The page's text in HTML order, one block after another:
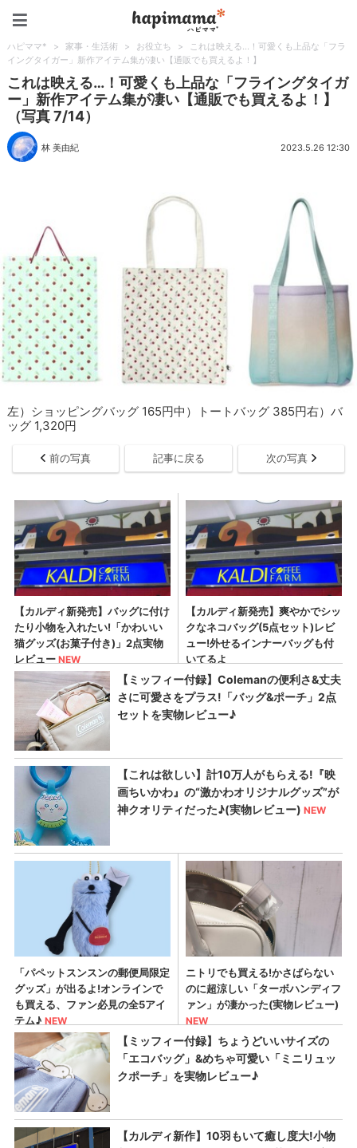
ハピママ* > 家事・生活術 > お役立ち >
これは映える…！可愛くも上品な「フラ
イングタイガー」新作アイテム集が凄い【通販でも買えるよ！】
これは映える…！可愛くも上品な「フライングタイガ
ー」新作アイテム集が凄い【通販でも買えるよ！】
（写真 7/14）
林 美由紀 2023.5.26 12:30
左）ショッピングバッグ 165円中）トートバッグ 385円右）バ
ッグ 1,320円
前の写真 記事に戻る 次の写真